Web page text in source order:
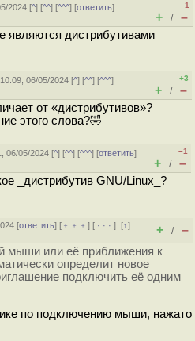
2024 [^] [^^] [^^^] [ответить]
–1
+ / –
являются дистрибутивами
06/05/2024 [^] [^^] [^^^]
+3
+ / –
от «дистрибутивов»?
этого слова?🤣
06/05/2024 [^] [^^] [^^^] [ответить]
–1
+ / –
_дистрибутив GNU/Linux_?
[ответить] [ ﹢﹢﹢] [ · · ·][↑]
+ / –
мыши или её приближения к
определит новое
подключить её одним
по подключению мыши, нажато